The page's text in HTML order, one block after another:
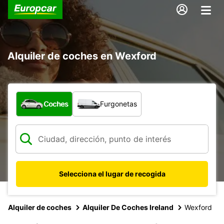
Alquiler de coches en Wexford
¿Qué tipo de vehículo?
Coches Furgonetas
Selecciona el lugar de recogida
Alquiler de coches Alquiler De Coches Ireland Wexford